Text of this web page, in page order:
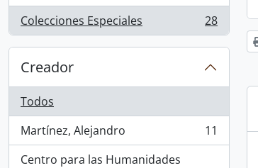
Colecciones Especiales
, 28 resultados 28
Creador
Todos
Martínez, Alejandro
, 11 resultados
11
Centro para las Humanidades